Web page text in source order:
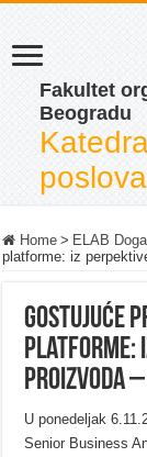
Fakultet
Beogradu
Home > ELAB
platforme: iz
Gostujuće
platforme:
proizvoda
U ponedeljak
Senior Business